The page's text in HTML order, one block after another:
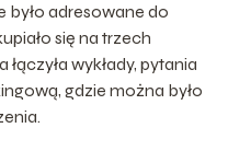
było adresowane do
się na trzech
wykłady, pytania
gdzie można było